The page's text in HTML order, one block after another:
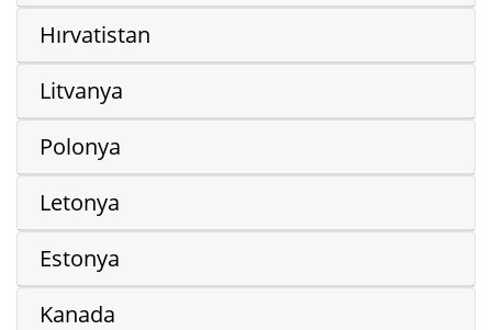
Hırvatistan
Litvanya
Polonya
Letonya
Estonya
Kanada